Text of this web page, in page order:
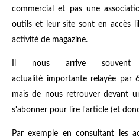
commercial et pas une
outils et leur site sont en accès
activité de magazine.
Il nous arrive
actualité importante relayée par
mais de nous retrouver devant
s'abonner pour lire l'article (et
Par exemple en consultant les